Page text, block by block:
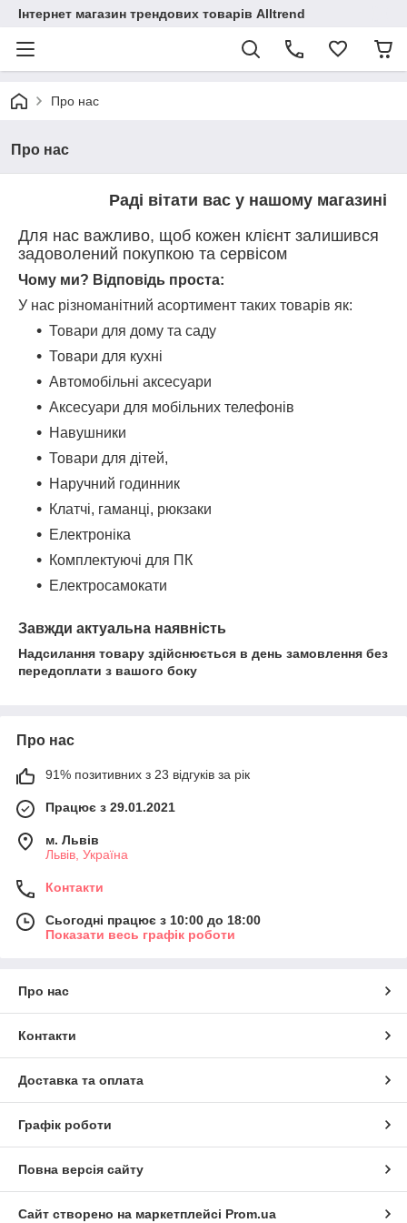
Інтернет магазин трендових товарів Alltrend
Про нас
Про нас
Раді вітати вас у нашому магазині
Для нас важливо, щоб кожен клієнт залишився
задоволений покупкою та сервісом
Чому ми? Відповідь проста:
У нас різноманітний асортимент таких товарів як:
Товари для дому та саду
Товари для кухні
Автомобільні аксесуари
Аксесуари для мобільних телефонів
Навушники
Товари для дітей,
Наручний годинник
Клатчі, гаманці, рюкзаки
Електроніка
Комплектуючі для ПК
Електросамокати
Завжди актуальна наявність
Надсилання товару здійснюється в день замовлення без
передоплати з вашого боку
Про нас
91% позитивних з 23 відгуків за рік
Працює з 29.01.2021
м. Львів
Львів, Україна
Контакти
Сьогодні працює з 10:00 до 18:00
Показати весь графік роботи
Про нас
Контакти
Доставка та оплата
Графік роботи
Повна версія сайту
Сайт створено на маркетплейсі Prom.ua